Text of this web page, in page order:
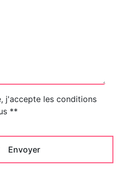
j'accepte les conditions
**
Envoyer